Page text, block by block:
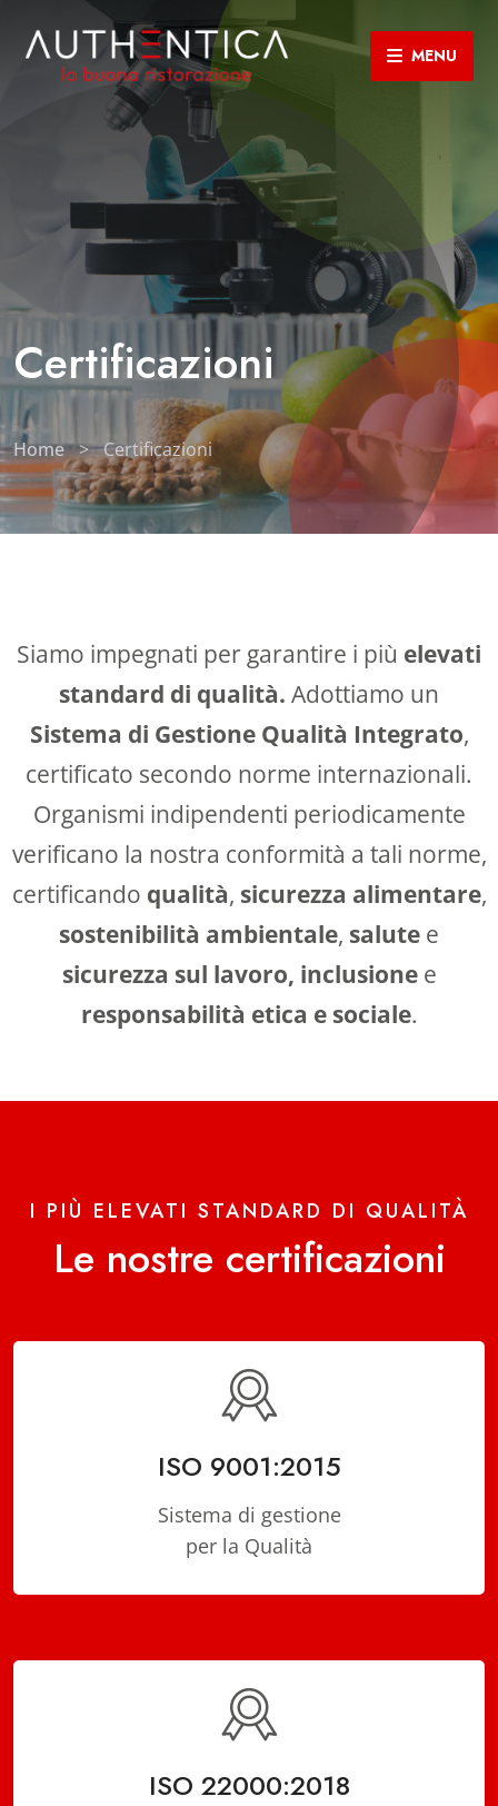
MENU
Certificazioni
Home > Certificazioni
Siamo impegnati per garantire i più elevati
standard di qualità. Adottiamo un
Sistema di Gestione Qualità Integrato,
certificato secondo norme internazionali.
Organismi indipendenti periodicamente
verificano la nostra conformità a tali norme,
certificando qualità, sicurezza alimentare,
sostenibilità ambientale, salute e
sicurezza sul lavoro, inclusione e
responsabilità etica e sociale.
I PIÙ ELEVATI STANDARD DI QUALITÀ
Le nostre certificazioni
ISO 9001:2015
Sistema di gestione
per la Qualità
ISO 22000:2018